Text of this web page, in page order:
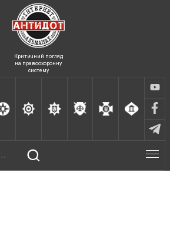
Критичний погляд
на правоохоронну
систему